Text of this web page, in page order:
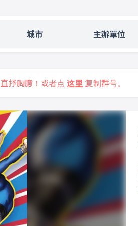
城市 主辦單位
直抒胸臆！或者点 这里 复制群号。